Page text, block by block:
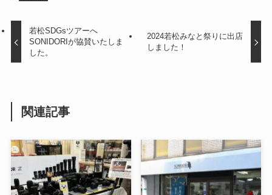
若松SDGsツアーへ
SONIDORIが協賛いたしま
した。
2024若松みなと祭りに出店
しました！
関連記事